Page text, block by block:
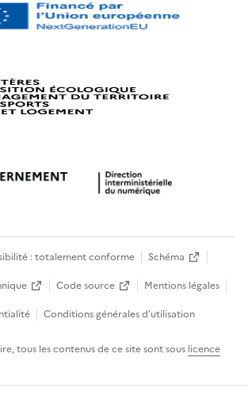
: totalement conforme
Schéma
Code source
Mentions légales
Conditions générales d’utilisation
tous les contenus de ce site sont sous licence